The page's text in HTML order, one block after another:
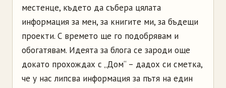
местенце, където да събера цялата
информация за мен, за книгите ми, за бъдещи
проекти. С времето ще го подобрявам и
обогатявам. Идеята за блога се зароди още
докато прохождах с „Дом“ – дадох си сметка,
че у нас липсва информация за пътя на един